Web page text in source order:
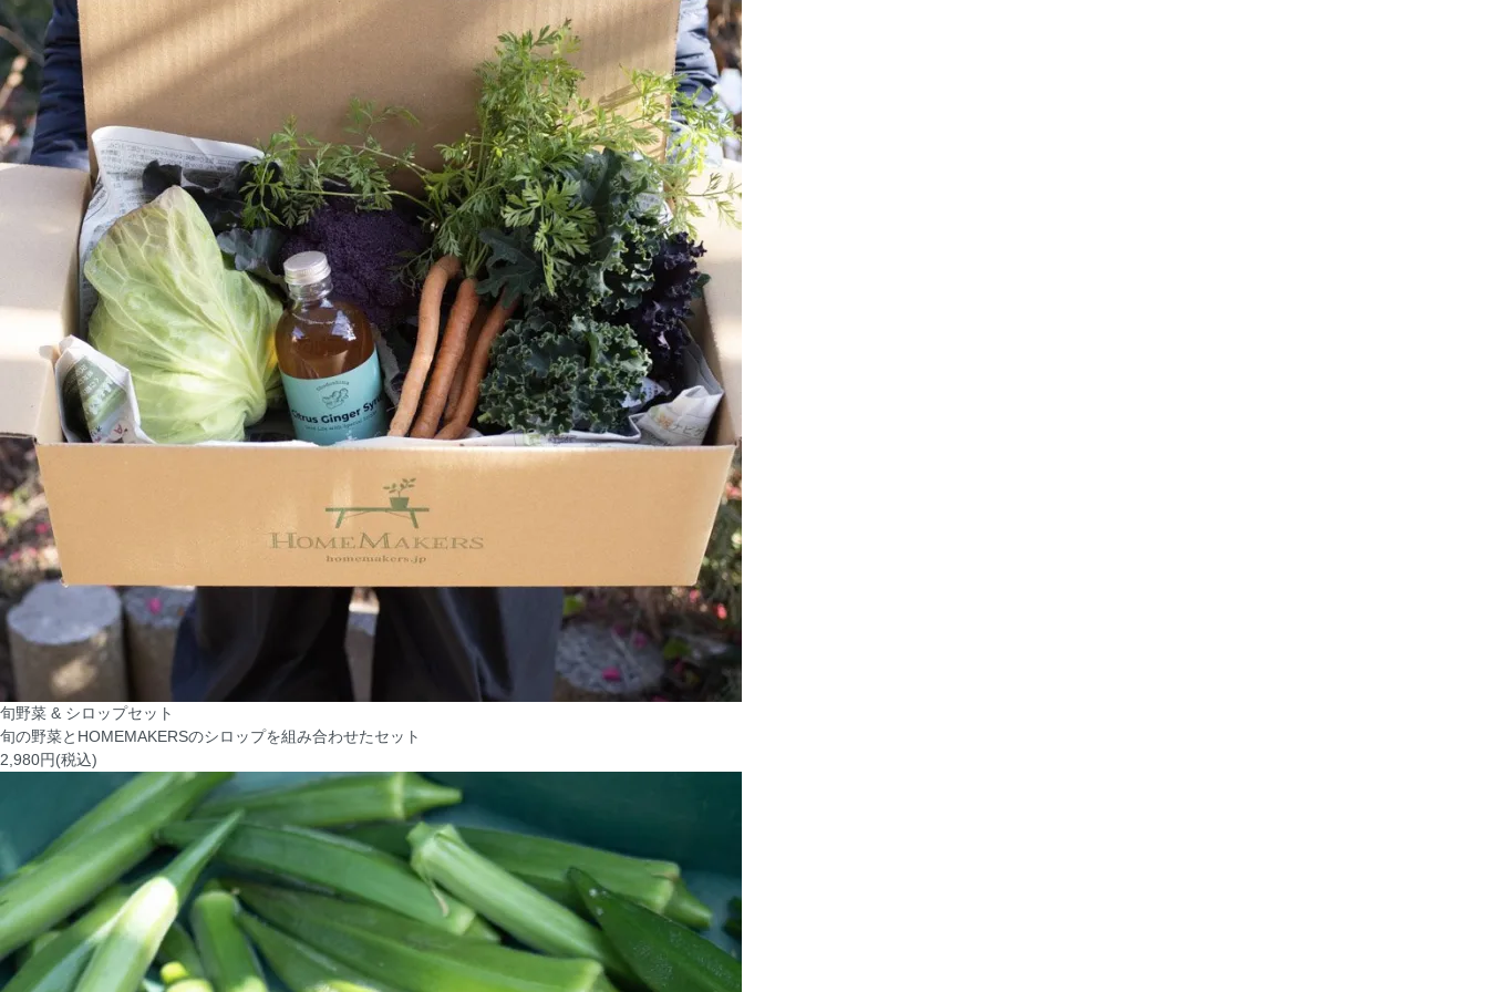
旬野菜 & シロップセット
旬の野菜とHOMEMAKERSのシロップを組み合わせたセット
2,980円(税込)